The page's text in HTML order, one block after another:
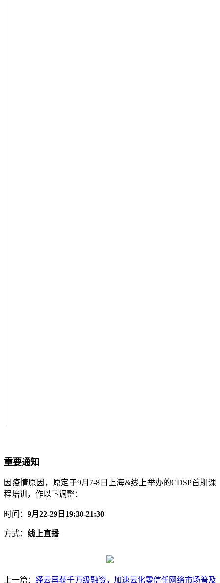
重要通知
因疫情原因，原定于9月7-8日上海&线上举办的CDSP首期课
程培训，作以下调整：
时间： 9月22-29日19:30-21:30
方式： 线上直播
上一篇： 绎云再获千万级融资，加速云化零信任网络市场普及